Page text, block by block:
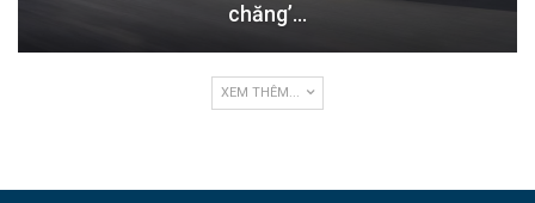
chăng’…
XEM THÊM...